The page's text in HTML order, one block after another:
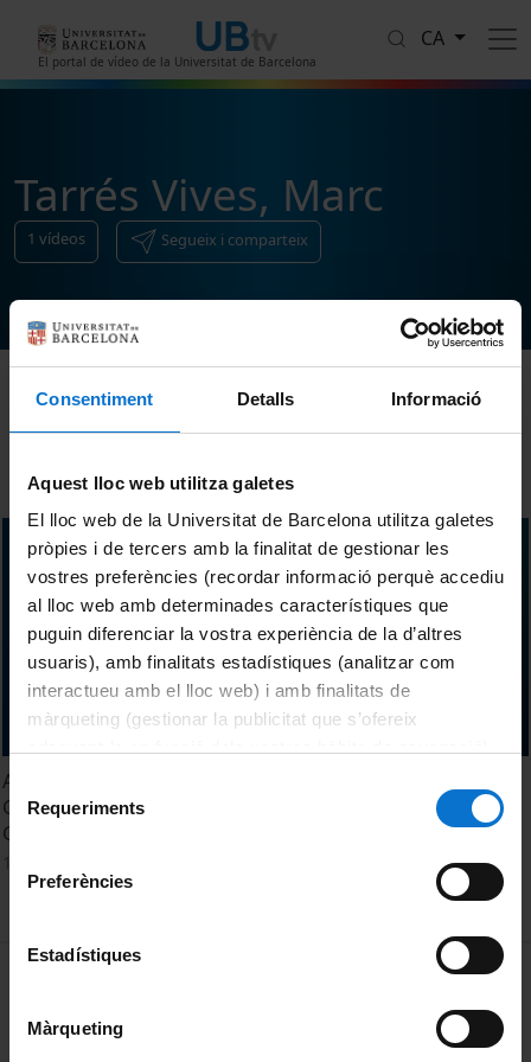
Consentiment Detalls Informació
Aquest lloc web utilitza galetes
El lloc web de la Universitat de Barcelona utilitza galetes
pròpies i de tercers amb la finalitat de gestionar les
vostres preferències (recordar informació perquè accediu
al lloc web amb determinades característiques que
puguin diferenciar la vostra experiència de la d’altres
usuaris), amb finalitats estadístiques (analitzar com
interactueu amb el lloc web) i amb finalitats de
màrqueting (gestionar la publicitat que s’ofereix
consultar laPolítica de galetes del lloc web de la
Selecció
de
consentiment
Requeriments
Preferències
Estadístiques
Màrqueting
El portal de vídeo de la Universitat de Barcelona
CA
Tarrés Vives, Marc
1 vídeos Segueix i comparteix
Acte de Graduació. Facultat de Dret. Promoció 2024-2025.
Grau en Ciències Polítiques i de l'Administració i Grau en
Gestió i Administració Pública
MENÚ PEU 1